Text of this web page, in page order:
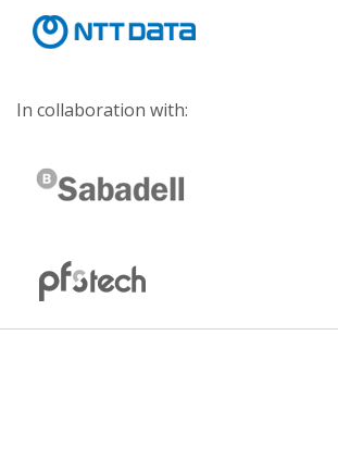
In collaboration with: